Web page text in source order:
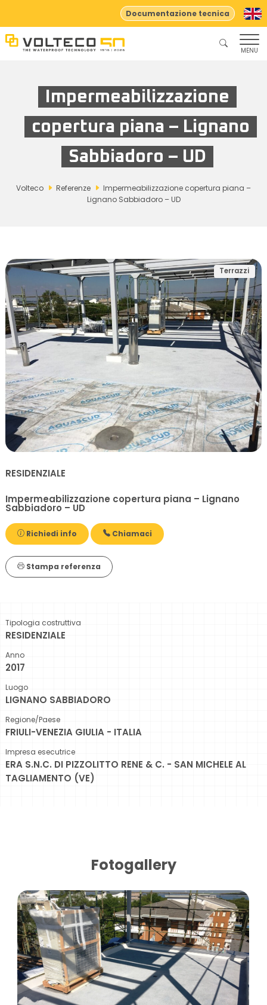
Documentazione tecnica
MENU
Impermeabilizzazione
copertura piana – Lignano
Sabbiadoro – UD
Volteco Referenze
Impermeabilizzazione copertura piana –
Lignano Sabbiadoro – UD
Terrazzi
RESIDENZIALE
Impermeabilizzazione copertura piana – Lignano
Sabbiadoro – UD
Richiedi info Chiamaci
Stampa referenza
Tipologia costruttiva
RESIDENZIALE
Anno
2017
Luogo
LIGNANO SABBIADORO
Regione/Paese
FRIULI-VENEZIA GIULIA - ITALIA
Impresa esecutrice
ERA S.N.C. DI PIZZOLITTO RENE & C. - SAN MICHELE AL
TAGLIAMENTO (VE)
Fotogallery